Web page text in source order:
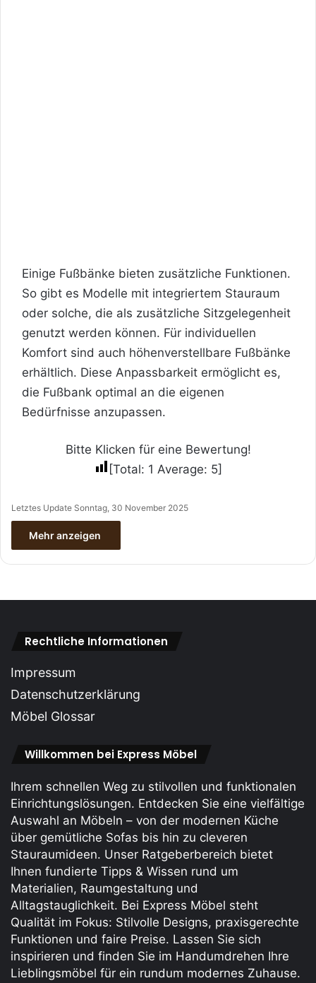
Einige Fußbänke bieten zusätzliche Funktionen.
So gibt es Modelle mit integriertem Stauraum
oder solche, die als zusätzliche Sitzgelegenheit
genutzt werden können. Für individuellen
Komfort sind auch höhenverstellbare Fußbänke
erhältlich. Diese Anpassbarkeit ermöglicht es,
die Fußbank optimal an die eigenen
Bedürfnisse anzupassen.
Bitte Klicken für eine Bewertung!
[Total: 1 Average: 5]
Letztes Update Sonntag, 30 November 2025
Mehr anzeigen
Rechtliche Informationen
Impressum
Datenschutzerklärung
Möbel Glossar
Willkommen bei Express Möbel
Ihrem schnellen Weg zu stilvollen und funktionalen
Einrichtungslösungen. Entdecken Sie eine vielfältige
Auswahl an Möbeln – von der modernen Küche
über gemütliche Sofas bis hin zu cleveren
Stauraum­ideen. Unser Ratgeberbereich bietet
Ihnen fundierte Tipps & Wissen rund um
Materialien, Raumgestaltung und
Alltagstauglichkeit. Bei Express Möbel steht
Qualität im Fokus: Stilvolle Designs, praxis­gerechte
Funktionen und faire Preise. Lassen Sie sich
inspirieren und finden Sie im Handumdrehen Ihre
Lieblings­möbel für ein rundum modernes Zuhause.